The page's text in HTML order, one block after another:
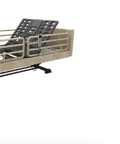
と同時に、JIECANGはユーザ
まざまな状況に応じて設定できる
富で高度なオプション機能を搭載
傷害を防ぐために、障害物があっ
グレードしました。新しく開発さ
ドコントローラは、人間工学に基